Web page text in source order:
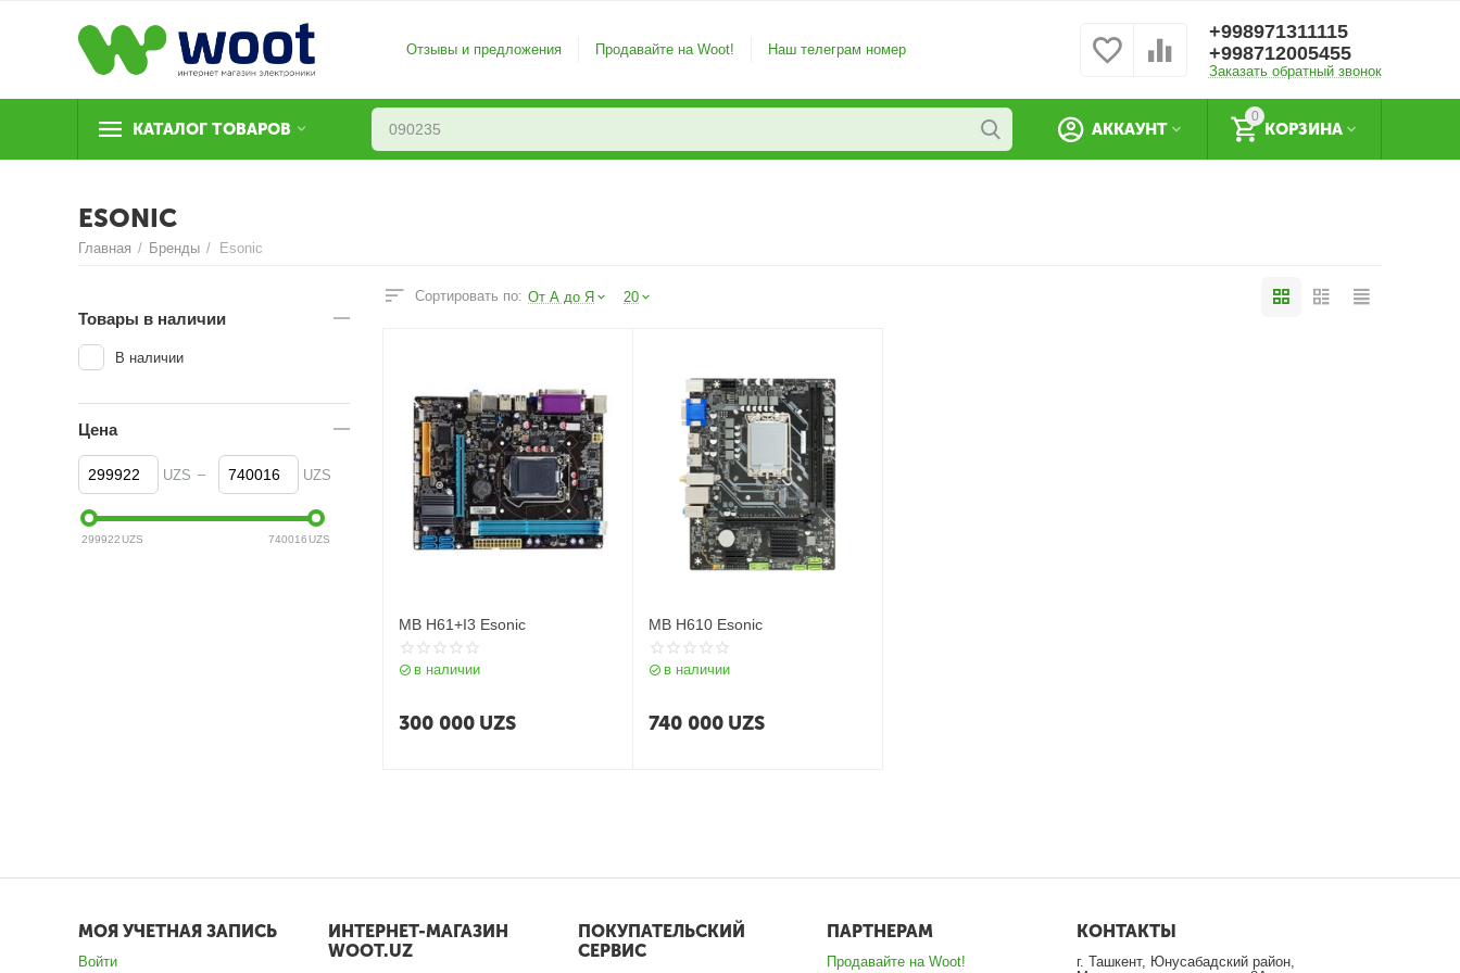
Отзывы и предложения Продавайте на Woot! Наш телеграм номер
+998971311115
+998712005455
Заказать обратный звонок
КАТАЛОГ ТОВАРОВ
0
КОРЗИНА
АККАУНТ
ESONIC
Главная / Бренды / Esonic
Сортировать по: От А до Я 20
MB H61+I3 Esonic
в наличии
300 000 UZS
MB H610 Esonic
в наличии
740 000 UZS
Товары в наличии
В наличии
Цена
UZS – UZS
299922UZS 740016UZS
МОЯ УЧЕТНАЯ ЗАПИСЬ
Войти
ИНТЕРНЕТ-МАГАЗИН
WOOT.UZ
ПОКУПАТЕЛЬСКИЙ
СЕРВИС
ПАРТНЕРАМ
Продавайте на Woot!
КОНТАКТЫ
г. Ташкент, Юнусабадский район,